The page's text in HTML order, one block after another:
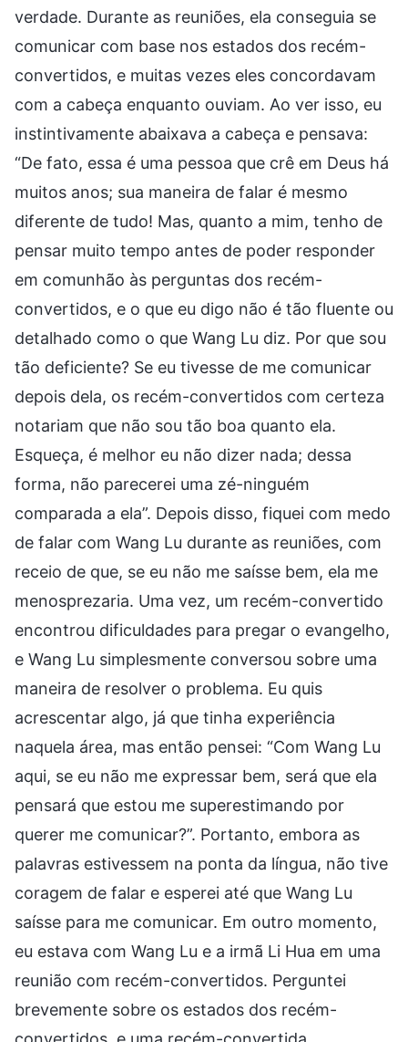
verdade. Durante as reuniões, ela conseguia se
comunicar com base nos estados dos recém-
convertidos, e muitas vezes eles concordavam
com a cabeça enquanto ouviam. Ao ver isso, eu
instintivamente abaixava a cabeça e pensava:
“De fato, essa é uma pessoa que crê em Deus há
muitos anos; sua maneira de falar é mesmo
diferente de tudo! Mas, quanto a mim, tenho de
pensar muito tempo antes de poder responder
em comunhão às perguntas dos recém-
convertidos, e o que eu digo não é tão fluente ou
detalhado como o que Wang Lu diz. Por que sou
tão deficiente? Se eu tivesse de me comunicar
depois dela, os recém-convertidos com certeza
notariam que não sou tão boa quanto ela.
Esqueça, é melhor eu não dizer nada; dessa
forma, não parecerei uma zé-ninguém
comparada a ela”. Depois disso, fiquei com medo
de falar com Wang Lu durante as reuniões, com
receio de que, se eu não me saísse bem, ela me
menosprezaria. Uma vez, um recém-convertido
encontrou dificuldades para pregar o evangelho,
e Wang Lu simplesmente conversou sobre uma
maneira de resolver o problema. Eu quis
acrescentar algo, já que tinha experiência
naquela área, mas então pensei: “Com Wang Lu
aqui, se eu não me expressar bem, será que ela
pensará que estou me superestimando por
querer me comunicar?”. Portanto, embora as
palavras estivessem na ponta da língua, não tive
coragem de falar e esperei até que Wang Lu
saísse para me comunicar. Em outro momento,
eu estava com Wang Lu e a irmã Li Hua em uma
reunião com recém-convertidos. Perguntei
brevemente sobre os estados dos recém-